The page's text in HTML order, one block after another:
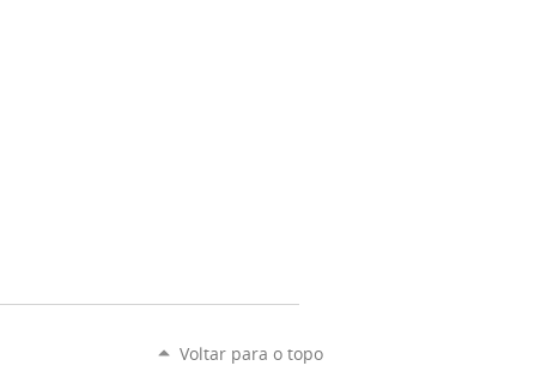
Voltar para o topo